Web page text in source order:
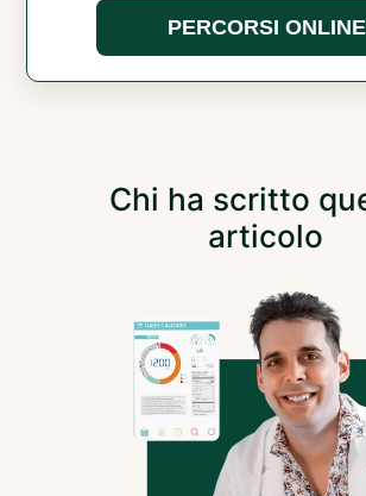
PERCORSI ONLINE
Chi ha scritto
articolo